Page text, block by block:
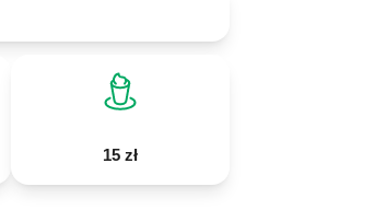
15 zł